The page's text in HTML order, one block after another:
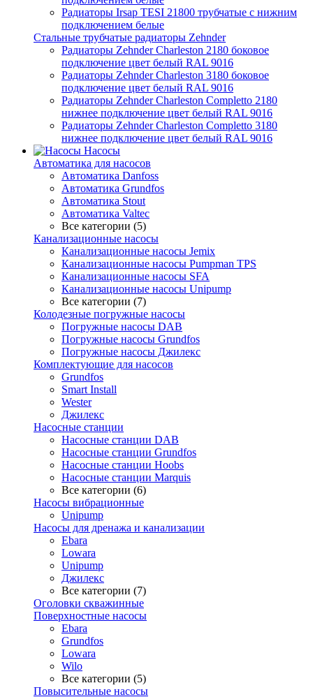
Радиаторы Irsap TESI 21800 трубчатые с нижним
подключением белые
Стальные трубчатые радиаторы Zehnder
Радиаторы Zehnder Charleston 2180 боковое
подключение цвет белый RAL 9016
Радиаторы Zehnder Charleston 3180 боковое
подключение цвет белый RAL 9016
Радиаторы Zehnder Charleston Completto 2180
нижнее подключение цвет белый RAL 9016
Радиаторы Zehnder Charleston Completto 3180
нижнее подключение цвет белый RAL 9016
Насосы
Автоматика для насосов
Автоматика Danfoss
Автоматика Grundfos
Автоматика Stout
Автоматика Valtec
Все категории (5)
Канализационные насосы
Канализационные насосы Jemix
Канализационные насосы Pumpman TPS
Канализационные насосы SFA
Канализационные насосы Unipump
Все категории (7)
Колодезные погружные насосы
Погружные насосы DAB
Погружные насосы Grundfos
Погружные насосы Джилекс
Комплектующие для насосов
Grundfos
Smart Install
Wester
Джилекс
Насосные станции
Насосные станции DAB
Насосные станции Grundfos
Насосные станции Hoobs
Насосные станции Marquis
Все категории (6)
Насосы вибрационные
Unipump
Насосы для дренажа и канализации
Ebara
Lowara
Unipump
Джилекс
Все категории (7)
Оголовки скважинные
Поверхностные насосы
Ebara
Grundfos
Lowara
Wilo
Все категории (5)
Повысительные насосы